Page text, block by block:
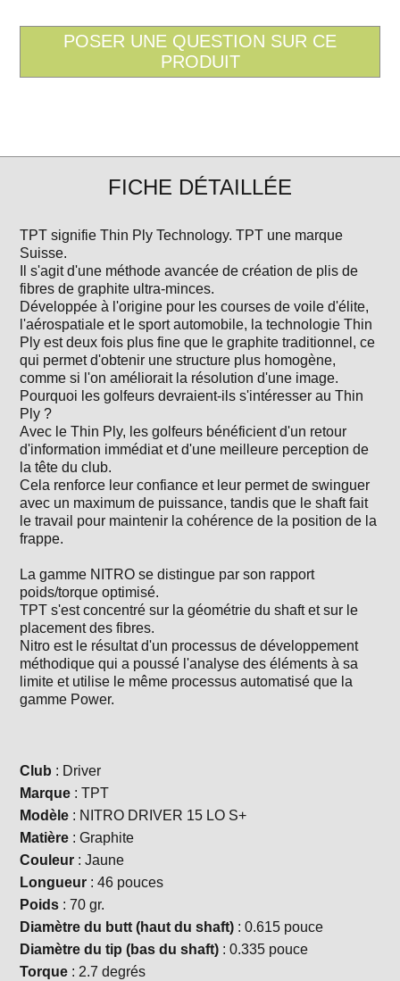
FICHE DÉTAILLÉE
TPT signifie Thin Ply Technology. TPT une marque
Suisse.
Il s'agit d'une méthode avancée de création de plis de
fibres de graphite ultra-minces.
Développée à l'origine pour les courses de voile d'élite,
l'aérospatiale et le sport automobile, la technologie Thin
Ply est deux fois plus fine que le graphite traditionnel, ce
qui permet d'obtenir une structure plus homogène,
comme si l'on améliorait la résolution d'une image.
Pourquoi les golfeurs devraient-ils s'intéresser au Thin
Ply ?
Avec le Thin Ply, les golfeurs bénéficient d'un retour
d'information immédiat et d'une meilleure perception de
la tête du club.
Cela renforce leur confiance et leur permet de swinguer
avec un maximum de puissance, tandis que le shaft fait
le travail pour maintenir la cohérence de la position de la
frappe.
La gamme NITRO se distingue par son rapport
poids/torque optimisé.
TPT s'est concentré sur la géométrie du shaft et sur le
placement des fibres.
Nitro est le résultat d'un processus de développement
méthodique qui a poussé l'analyse des éléments à sa
limite et utilise le même processus automatisé que la
gamme Power.
Club : Driver
Marque : TPT
Modèle : NITRO DRIVER 15 LO S+
Matière : Graphite
Couleur : Jaune
Longueur : 46 pouces
Poids : 70 gr.
Diamètre du butt (haut du shaft) : 0.615 pouce
Diamètre du tip (bas du shaft) : 0.335 pouce
Torque : 2.7 degrés